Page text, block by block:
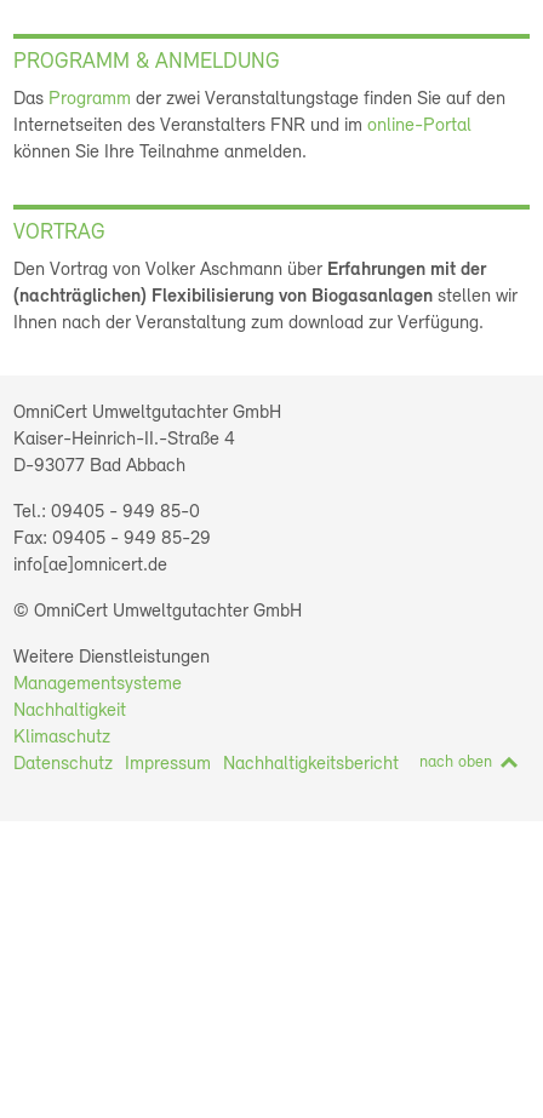
PROGRAMM & ANMELDUNG
Das Programm der zwei Veranstaltungstage finden Sie auf den
Internetseiten des Veranstalters FNR und imonline-Portal
können Sie Ihre Teilnahme anmelden.
VORTRAG
Den Vortrag von Volker Aschmann über Erfahrungen mit der
(nachträglichen) Flexibilisierung von Biogasanlagen stellen wir
Ihnen nach der Veranstaltung zum download zur Verfügung.
OmniCert Umweltgutachter GmbH
Kaiser-Heinrich-II.-Straße 4
D-93077 Bad Abbach
09405 - 949 85-0
09405 - 949 85-29
info[ae]omnicert.de
© OmniCert Umweltgutachter GmbH
Weitere Dienstleistungen
Managementsysteme
Nachhaltigkeit
Klimaschutz
Datenschutz
Impressum Nachhaltigkeitsbericht nach oben